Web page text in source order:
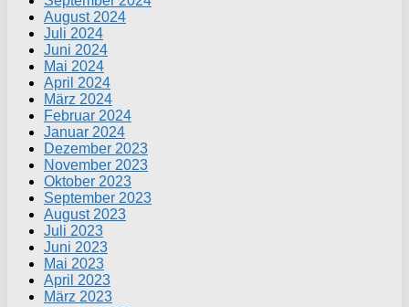
August 2024
Juli 2024
Juni 2024
Mai 2024
April 2024
März 2024
Februar 2024
Januar 2024
Dezember 2023
November 2023
Oktober 2023
September 2023
August 2023
Juli 2023
Juni 2023
Mai 2023
April 2023
März 2023